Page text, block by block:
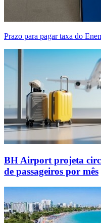
Prazo para pagar taxa do
BH Airport projeta
de passageiros por mês